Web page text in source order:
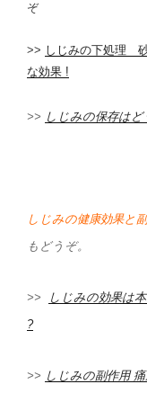
ぞ
>> しじみの下処理
な効果 !
>> しじみの保存は
しじみの健康効果と
もどうぞ。
>>
しじみの効果は
?
>> しじみの副作用